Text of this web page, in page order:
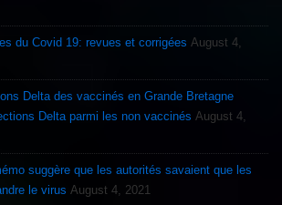
du Covid 19: revues et corrigées August 4,
Delta des vaccinés en Grande Bretagne
Delta parmi les non vaccinés August 4,
suggère que les autorités savaient que les
le virus August 4, 2021